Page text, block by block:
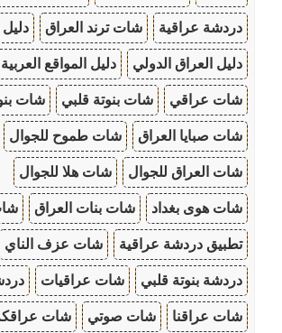
دردشة عراقية شات ترند العراق دليل
دليل العراق الدولي دليل المواقع العربية
شات عراقي شات بنوتة قلبي شات
شات صبايا العراق شات طموح للجوال
شات العراق للجوال شات هلا للجوال
شات هوى بغداد شات بنات العراق
تطبيق دردشة عراقية شات عزف الناي
دردشة بنوتة قلبي شات عراقيات
شات عراقنا شات صوتي شات